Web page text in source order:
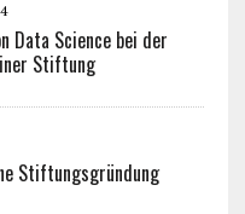
Data Science bei der
Stiftung
Stiftungsgründung